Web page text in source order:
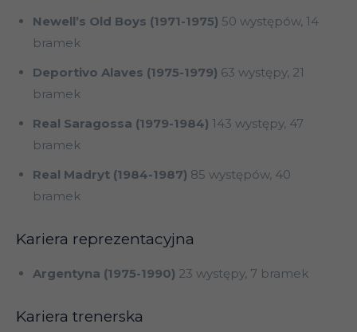
Newell’s Old Boys (1971-1975) 50 występów, 14
bramek
Deportivo Alaves (1975-1979) 63 występy, 21
bramek
Real Saragossa (1979-1984) 143 występy, 47
bramek
Real Madryt (1984-1987) 85 występów, 40
bramek
Kariera reprezentacyjna
Argentyna (1975-1990) 23 występy, 7 bramek
Kariera trenerska